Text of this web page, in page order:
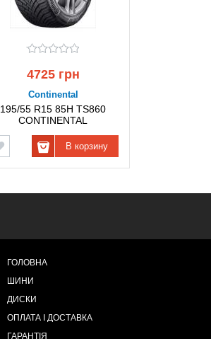
4725 грн
Continental
195/55 R15 85H TS860
CONTINENTAL
В корзину
ГОЛОВНА
ШИНИ
ДИСКИ
ОПЛАТА І ДОСТАВКА
ГАРАНТІЯ